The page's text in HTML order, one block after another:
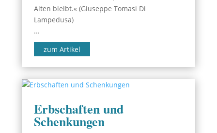
Alten bleibt.« (Giuseppe Tomasi Di
Lampedusa)
...
zum Artikel
Erbschaften und
Schenkungen